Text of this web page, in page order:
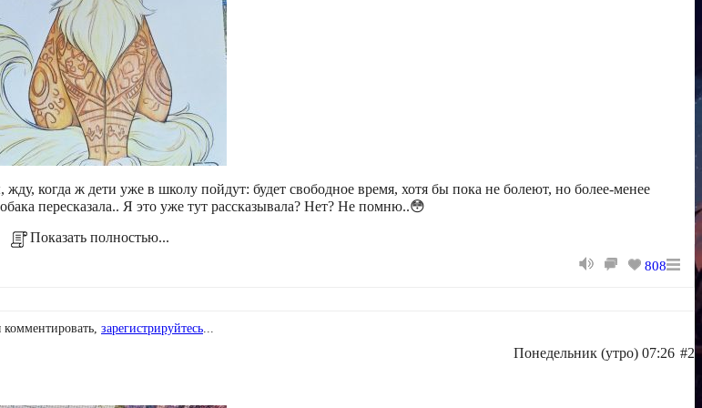
когда ж дети уже в школу пойдут: будет свободное время, хотя бы пока не болеют, но более-менее
пересказала.. Я это уже тут рассказывала? Нет? Не помню..😳
Показать полностью...
808
зарегистрируйтесь
Понедельник (утро) 07:26 #2